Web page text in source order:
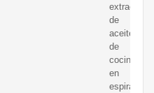
extracción
de
aceite
de
cocina
en
espiral